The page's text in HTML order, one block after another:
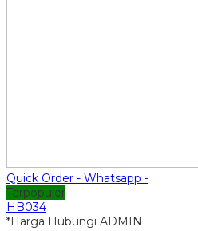
Quick Order - Whatsapp -
Terpopuler
HB034
*Harga Hubungi ADMIN